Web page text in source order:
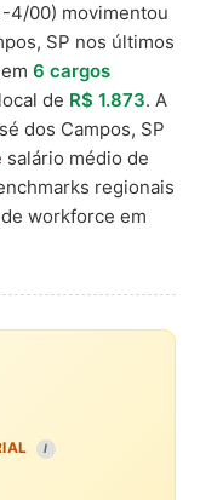
4/00) movimentou
SP nos últimos
6 cargos
de R$ 1.873. A
dos Campos, SP
salário médio de
regionais
workforce em
I